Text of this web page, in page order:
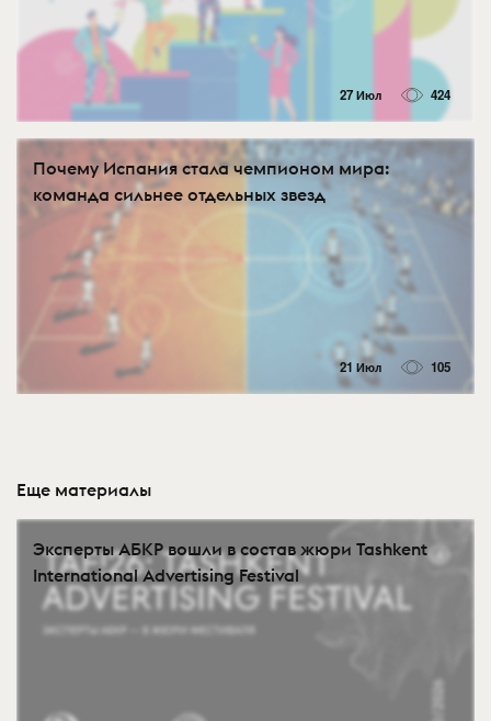
27 Июл 424
Почему Испания стала чемпионом мира:
команда сильнее отдельных звезд
21 Июл 105
Еще материалы
Эксперты АБКР вошли в состав жюри Tashkent
International Advertising Festival